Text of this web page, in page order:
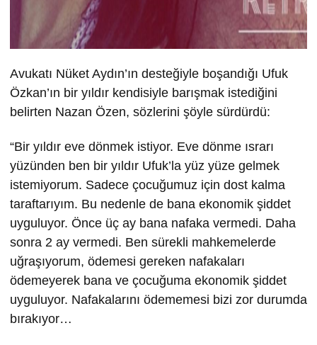
Avukatı Nüket Aydın’ın desteğiyle boşandığı Ufuk
Özkan’ın bir yıldır kendisiyle barışmak istediğini
belirten Nazan Özen, sözlerini şöyle sürdürdü:
“Bir yıldır eve dönmek istiyor. Eve dönme ısrarı
yüzünden ben bir yıldır Ufuk’la yüz yüze gelmek
istemiyorum. Sadece çocuğumuz için dost kalma
taraftarıyım. Bu nedenle de bana ekonomik şiddet
uyguluyor. Önce üç ay bana nafaka vermedi. Daha
sonra 2 ay vermedi. Ben sürekli mahkemelerde
uğraşıyorum, ödemesi gereken nafakaları
ödemeyerek bana ve çocuğuma ekonomik şiddet
uyguluyor. Nafakalarını ödememesi bizi zor durumda
bırakıyor…